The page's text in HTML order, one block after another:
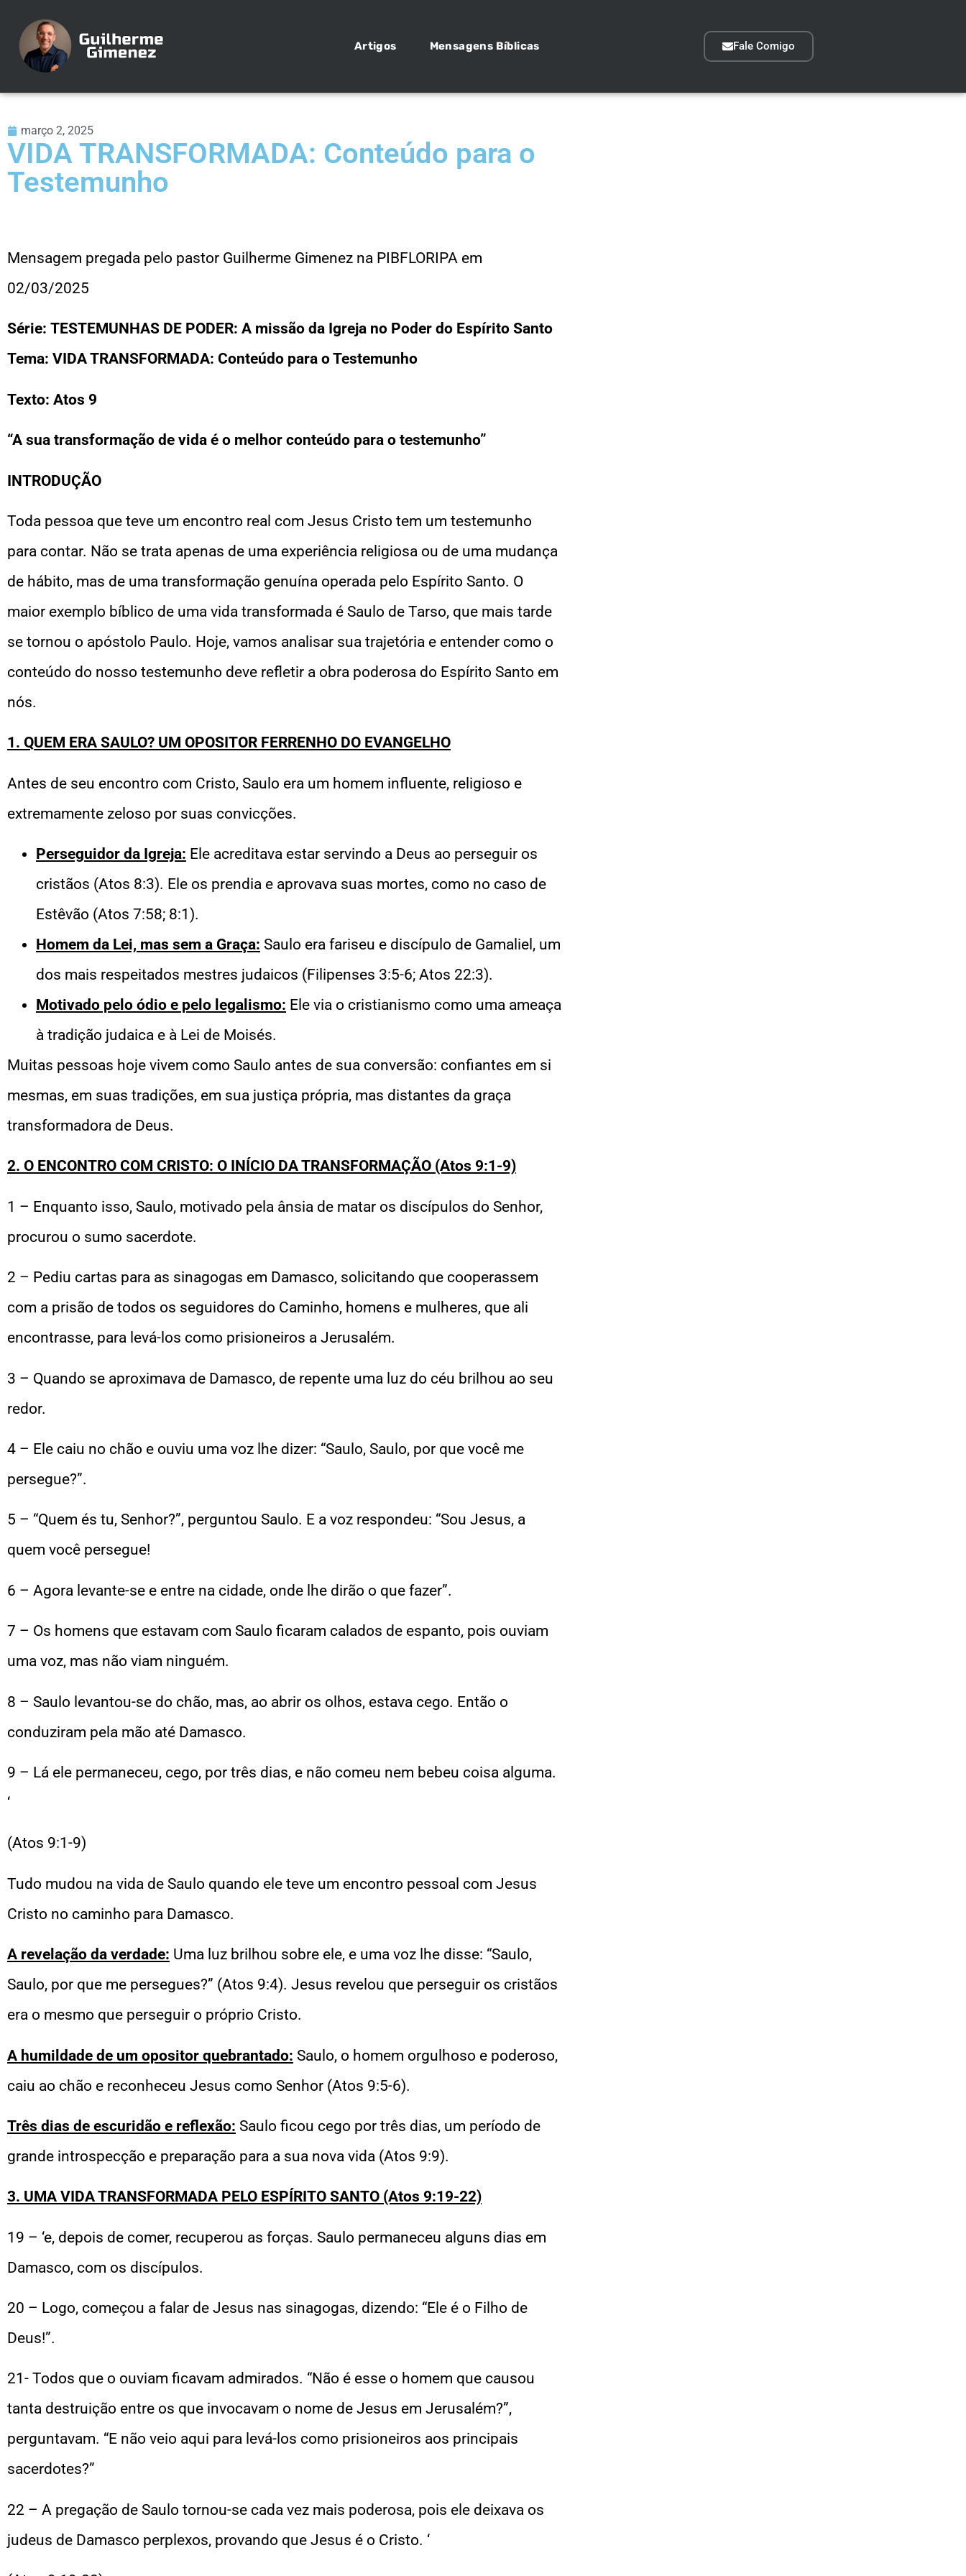
Artigos Mensagens Bíblicas Fale Comigo
março 2, 2025
VIDA TRANSFORMADA: Conteúdo para o
Testemunho
Mensagem pregada pelo pastor Guilherme Gimenez na PIBFLORIPA em
02/03/2025
Série: TESTEMUNHAS DE PODER: A missão da Igreja no Poder do Espírito Santo
Tema: VIDA TRANSFORMADA: Conteúdo para o Testemunho
Texto: Atos 9
“A sua transformação de vida é o melhor conteúdo para o testemunho”
INTRODUÇÃO
Toda pessoa que teve um encontro real com Jesus Cristo tem um testemunho
para contar. Não se trata apenas de uma experiência religiosa ou de uma mudança
de hábito, mas de uma transformação genuína operada pelo Espírito Santo. O
maior exemplo bíblico de uma vida transformada é Saulo de Tarso, que mais tarde
se tornou o apóstolo Paulo. Hoje, vamos analisar sua trajetória e entender como o
conteúdo do nosso testemunho deve refletir a obra poderosa do Espírito Santo em
nós.
1. QUEM ERA SAULO? UM OPOSITOR FERRENHO DO EVANGELHO
Antes de seu encontro com Cristo, Saulo era um homem influente, religioso e
extremamente zeloso por suas convicções.
Perseguidor da Igreja: Ele acreditava estar servindo a Deus ao perseguir os
cristãos (Atos 8:3). Ele os prendia e aprovava suas mortes, como no caso de
Estêvão (Atos 7:58; 8:1).
Homem da Lei, mas sem a Graça: Saulo era fariseu e discípulo de Gamaliel, um
dos mais respeitados mestres judaicos (Filipenses 3:5-6; Atos 22:3).
Motivado pelo ódio e pelo legalismo: Ele via o cristianismo como uma ameaça
à tradição judaica e à Lei de Moisés.
Muitas pessoas hoje vivem como Saulo antes de sua conversão: confiantes em si
mesmas, em suas tradições, em sua justiça própria, mas distantes da graça
transformadora de Deus.
2. O ENCONTRO COM CRISTO: O INÍCIO DA TRANSFORMAÇÃO (Atos 9:1-9)
1 – Enquanto isso, Saulo, motivado pela ânsia de matar os discípulos do Senhor,
procurou o sumo sacerdote.
2 – Pediu cartas para as sinagogas em Damasco, solicitando que cooperassem
com a prisão de todos os seguidores do Caminho, homens e mulheres, que ali
encontrasse, para levá-los como prisioneiros a Jerusalém.
3 – Quando se aproximava de Damasco, de repente uma luz do céu brilhou ao seu
redor.
4 – Ele caiu no chão e ouviu uma voz lhe dizer: “Saulo, Saulo, por que você me
persegue?”.
5 – “Quem és tu, Senhor?”, perguntou Saulo. E a voz respondeu: “Sou Jesus, a
quem você persegue!
6 – Agora levante-se e entre na cidade, onde lhe dirão o que fazer”.
7 – Os homens que estavam com Saulo ficaram calados de espanto, pois ouviam
uma voz, mas não viam ninguém.
8 – Saulo levantou-se do chão, mas, ao abrir os olhos, estava cego. Então o
conduziram pela mão até Damasco.
9 – Lá ele permaneceu, cego, por três dias, e não comeu nem bebeu coisa alguma.
‘
(Atos 9:1-9)
Tudo mudou na vida de Saulo quando ele teve um encontro pessoal com Jesus
Cristo no caminho para Damasco.
A revelação da verdade: Uma luz brilhou sobre ele, e uma voz lhe disse: “Saulo,
Saulo, por que me persegues?” (Atos 9:4). Jesus revelou que perseguir os cristãos
era o mesmo que perseguir o próprio Cristo.
A humildade de um opositor quebrantado: Saulo, o homem orgulhoso e poderoso,
caiu ao chão e reconheceu Jesus como Senhor (Atos 9:5-6).
Três dias de escuridão e reflexão: Saulo ficou cego por três dias, um período de
grande introspecção e preparação para a sua nova vida (Atos 9:9).
3. UMA VIDA TRANSFORMADA PELO ESPÍRITO SANTO (Atos 9:19-22)
19 – ‘e, depois de comer, recuperou as forças. Saulo permaneceu alguns dias em
Damasco, com os discípulos.
20 – Logo, começou a falar de Jesus nas sinagogas, dizendo: “Ele é o Filho de
Deus!”.
21- Todos que o ouviam ficavam admirados. “Não é esse o homem que causou
tanta destruição entre os que invocavam o nome de Jesus em Jerusalém?”,
perguntavam. “E não veio aqui para levá-los como prisioneiros aos principais
sacerdotes?”
22 – A pregação de Saulo tornou-se cada vez mais poderosa, pois ele deixava os
judeus de Damasco perplexos, provando que Jesus é o Cristo. ‘